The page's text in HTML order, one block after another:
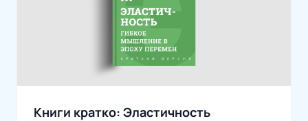
Книги кратко: Эластичность